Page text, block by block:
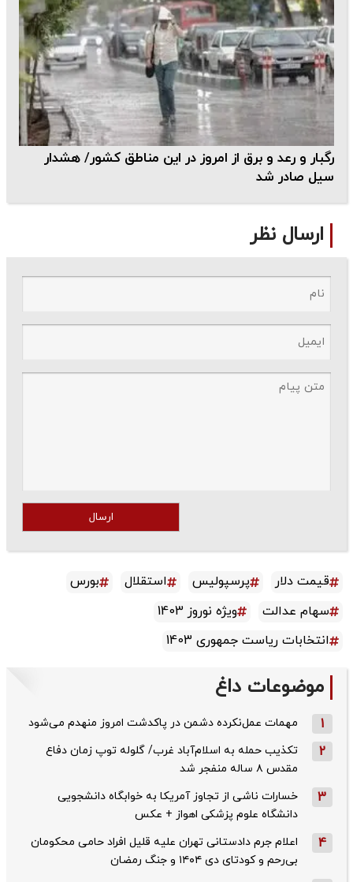
رگبار و رعد و برق از امروز در این مناطق کشور/ هشدار
سیل صادر شد
ارسال نظر
ارسال
قیمت دلار پرسپولیس استقلال
بورس
سهام عدالت
ویژه نوروز 1403
انتخابات ریاست جمهوری 1403
موضوعات داغ
1 مهمات عمل‌نکرده دشمن در پاکدشت امروز منهدم می‌شود
2
تکذیب حمله به اسلام‌آباد غرب/ گلوله توپ زمان دفاع
مقدس ۸ ساله منفجر شد
3
خسارات ناشی از تجاوز آمریکا به خوابگاه دانشجویی
دانشگاه علوم پزشکی اهواز + عکس
4
اعلام جرم دادستانی تهران علیه قلیل افراد حامی محکومان
بی‌رحم و کودتای دی‌ ۱۴۰۴ و جنگ رمضان